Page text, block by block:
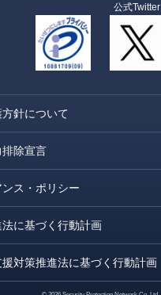
公式Twitter
針について
排除宣言
ス・ポリシー
に基づく行動計画
対策推進法に基づく行動計画